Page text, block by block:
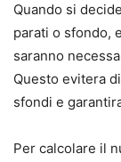
Quando si
parati o sfondo,
saranno
Questo evitera
sfondi e
Per calcolare il